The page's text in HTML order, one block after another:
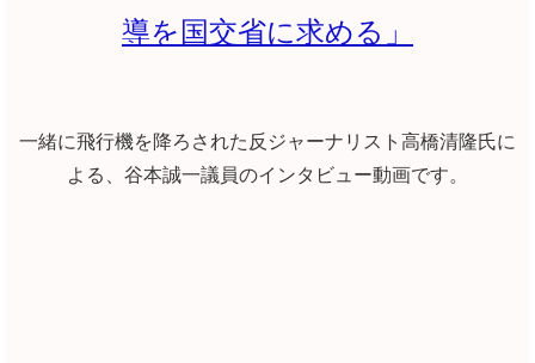
導を国交省に求める」
一緒に飛行機を降ろされた反ジャーナリスト高橋清隆氏に
よる、谷本誠一議員のインタビュー動画です。